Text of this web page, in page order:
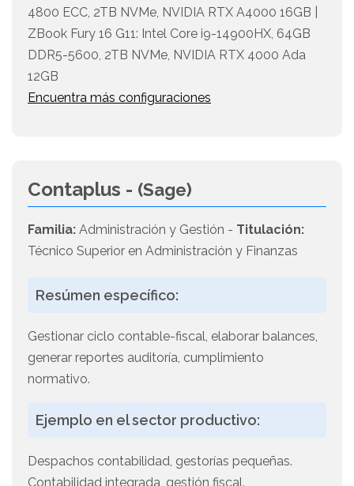
4800 ECC, 2TB NVMe, NVIDIA RTX A4000 16GB |
ZBook Fury 16 G11: Intel Core i9-14900HX, 64GB
DDR5-5600, 2TB NVMe, NVIDIA RTX 4000 Ada
12GB
Encuentra más configuraciones
Contaplus - (Sage)
Familia: Administración y Gestión - Titulación:
Técnico Superior en Administración y Finanzas
Resúmen específico:
Gestionar ciclo contable-fiscal, elaborar balances,
generar reportes auditoría, cumplimiento
normativo.
Ejemplo en el sector productivo:
Despachos contabilidad, gestorías pequeñas.
Contabilidad integrada, gestión fiscal.